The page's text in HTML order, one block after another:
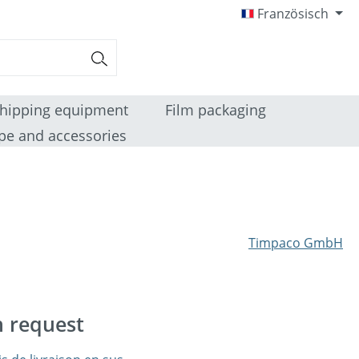
Französisch
equipment
Film packaging
and accessories
Timpaco GmbH
request